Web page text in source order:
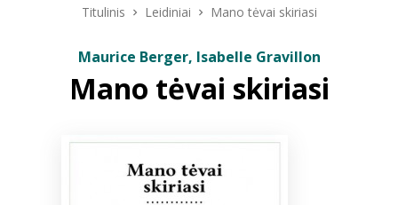
ELVIS atvyksta
Naujienos
Titulinis Leidiniai Mano tėvai skiriasi
Maurice Berger, Isabelle Gravillon
Mano tėvai skiriasi